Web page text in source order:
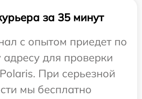
за 35 минут
с опытом приедет по
для проверки
При серьезной
мы бесплатно